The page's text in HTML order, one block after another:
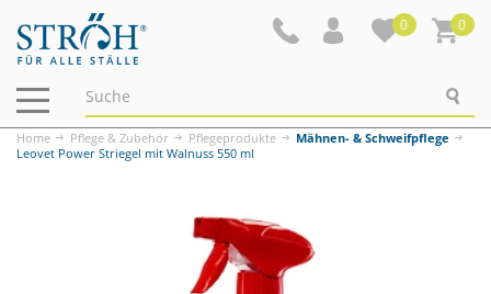
0 0
Navigation
ein-/ausblenden
Home Pflege & Zubehör Pflegeprodukte
Mähnen- & Schweifpflege
Leovet Power Striegel mit Walnuss 550 ml